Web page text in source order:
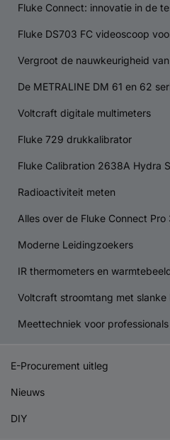
Fluke Connect: innovatie in de
Fluke DS703 FC videoscoop
Vergroot de nauwkeurigheid
De METRALINE DM 61 en 62
Voltcraft digitale multimeters
Fluke 729 drukkalibrator
Fluke Calibration 2638A Hydra
Radioactiviteit meten
Alles over de Fluke Connect Pro
Moderne Leidingzoekers
IR thermometers en
Voltcraft stroomtang met slanke
Meettechniek voor professionals
E-Procurement uitleg
Nieuws
DIY